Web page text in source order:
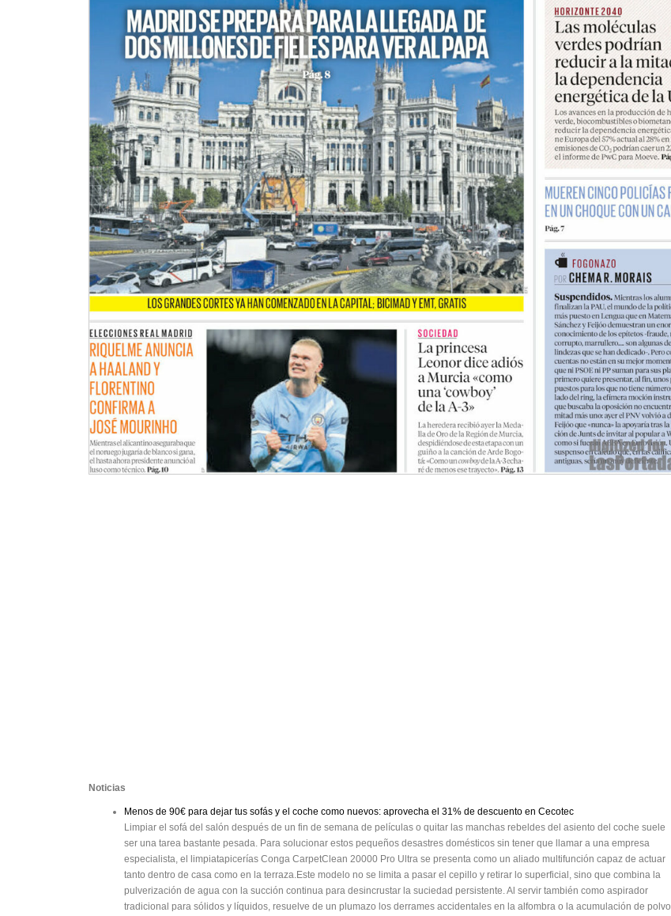
Noticias
Menos de 90€ para dejar tus sofás y el coche como nuevos: aprovecha el 31% de descuento en Cecotec
Limpiar el sofá del salón después de un fin de semana de películas o quitar las manchas rebeldes del asiento del coche suele
ser una tarea bastante pesada. Para solucionar estos pequeños desastres domésticos sin tener que llamar a una empresa
especialista, el limpiatapicerías Conga CarpetClean 20000 Pro Ultra se presenta como un aliado multifunción capaz de actuar
tanto dentro de casa como en la terraza.Este modelo no se limita a pasar el cepillo y retirar lo superficial, sino que combina la
pulverización de agua con la succión continua para desincrustar la suciedad persistente. Al servir también como aspirador
tradicional para sólidos y líquidos, resuelve de un plumazo los derrames accidentales en la alfombra o la acumulación de polvo